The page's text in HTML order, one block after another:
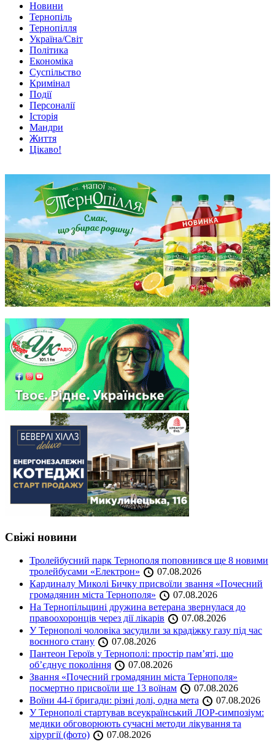
Новини
Тернопіль
Тернопілля
Україна/Світ
Політика
Економіка
Суспільство
Кримінал
Події
Персоналії
Історія
Мандри
Життя
Цікаво!
Свіжі новини
Тролейбусний парк Тернополя поповнився ще 8 новими
тролейбусами «Електрон»
07.08.2026
Кардиналу Миколі Бичку присвоїли звання «Почесний
громадянин міста Тернополя»
07.08.2026
На Тернопільщині дружина ветерана звернулася до
правоохоронців через дії лікарів
07.08.2026
У Тернополі чоловіка засудили за крадіжку газу під час
воєнного стану
07.08.2026
Пантеон Героїв у Тернополі: простір пам’яті, що
об’єднує покоління
07.08.2026
Звання «Почесний громадянин міста Тернополя»
посмертно присвоїли ще 13 воїнам
07.08.2026
Воїни 44-ї бригади: різні долі, одна мета
07.08.2026
У Тернополі стартував всеукраїнський ЛОР-симпозіум:
медики обговорюють сучасні методи лікування та
хірургії (фото)
07.08.2026